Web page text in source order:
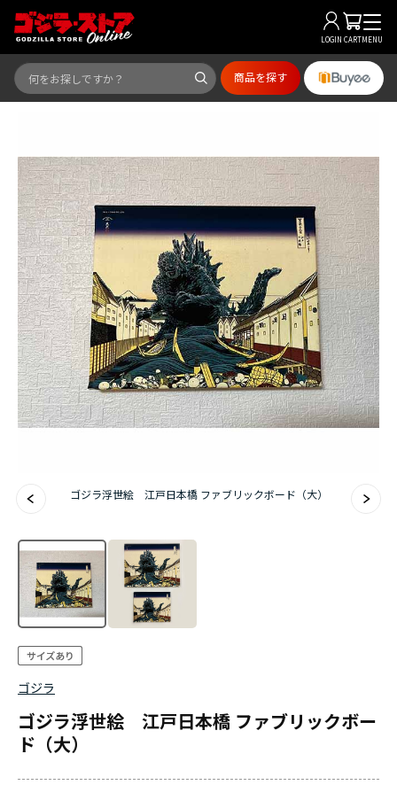
LOGIN CARTMENU
商品を探す
ゴジラ浮世絵 江戸日本橋 ファブリックボード（大）
ゴジラ
ゴジラ浮世絵 江戸日本橋 ファブリックボー
ド（大）